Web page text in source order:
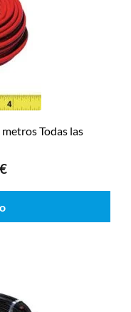
Todas las
€